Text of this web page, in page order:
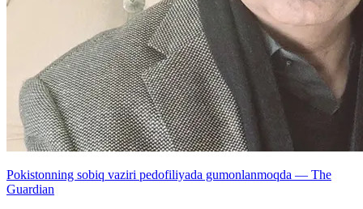
Pokistonning sobiq vaziri pedofiliyada gumonlanmoqda — The
Guardian